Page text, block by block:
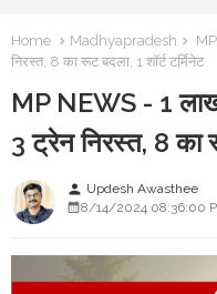
Home Madhyapradesh
निरस्त, 8 का रूट बदला, 1 शॉर्ट टर्मिनेट
MP NEWS - 1 लाख
3 ट्रेन निरस्त, 8 का
person Updesh Awasthee
8/14/2024 08:36:00